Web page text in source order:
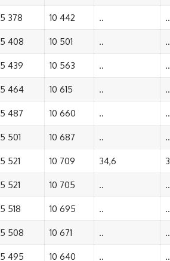
5 378 10 442 .. ..
5 408 10 501 .. ..
5 439 10 563 .. ..
5 464 10 615 .. ..
5 487 10 660 .. ..
5 501 10 687 .. ..
5 521 10 709 34,6
5 521 10 705 .. ..
5 518 10 695 .. ..
5 508 10 671 .. ..
5 495 10 640 .. ..